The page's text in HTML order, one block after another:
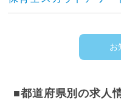
お
■都道府県別の求人